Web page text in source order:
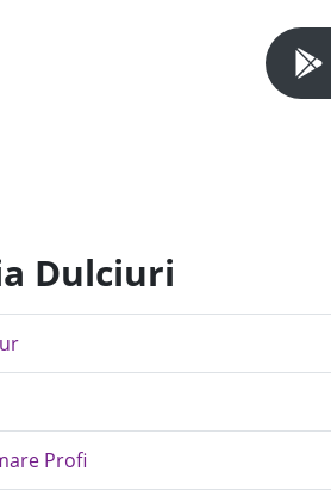
Dulciuri
Profi